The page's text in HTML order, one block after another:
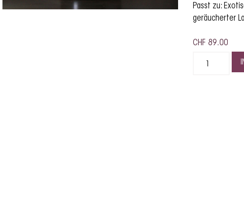
Passt zu:
geräucherter
CHF 89.00